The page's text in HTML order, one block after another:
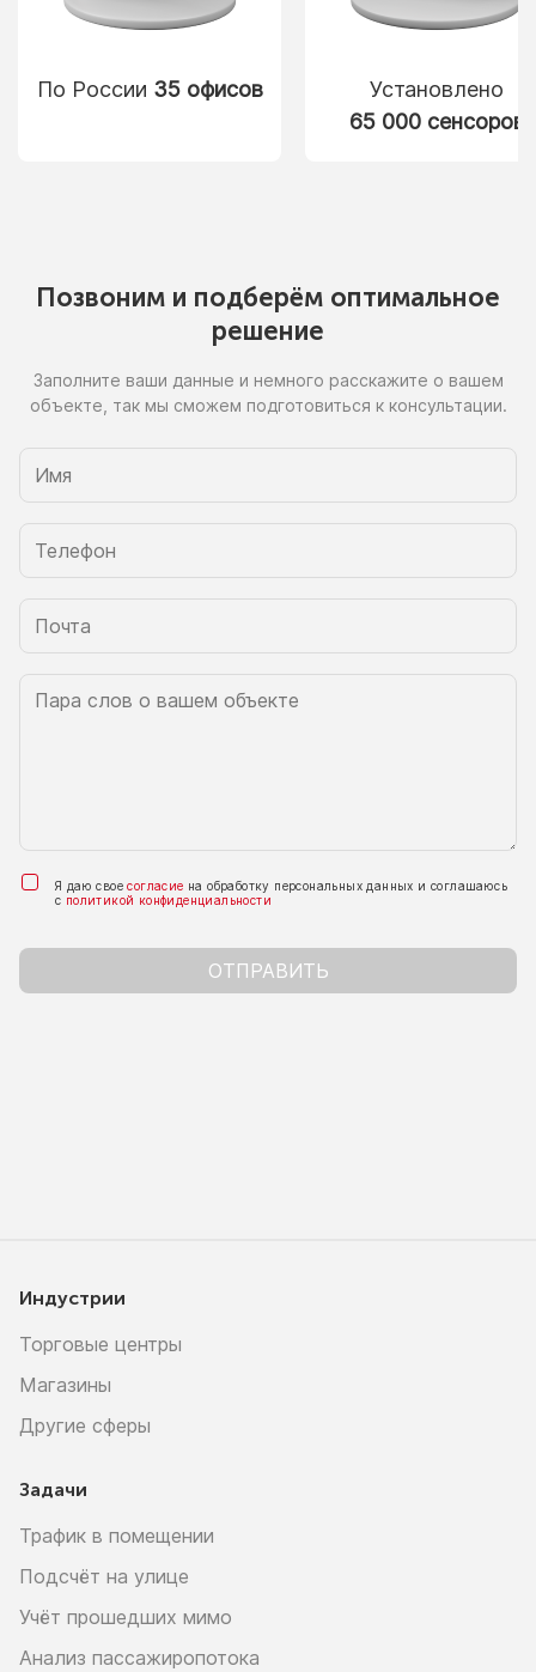
По России 35 офисов
Установлено
65 000 сенсоров
Позвоним и подберём оптимальное
решение
Заполните ваши данные и немного расскажите о вашем
объекте, так мы сможем подготовиться к консультации.
Я даю своесогласие на обработку персональных данных и соглашаюсь
с политикой конфиденциальности
ОТПРАВИТЬ
Индустрии
Торговые центры
Магазины
Другие сферы
Задачи
Трафик в помещении
Подсчёт на улице
Учёт прошедших мимо
Анализ пассажиропотока